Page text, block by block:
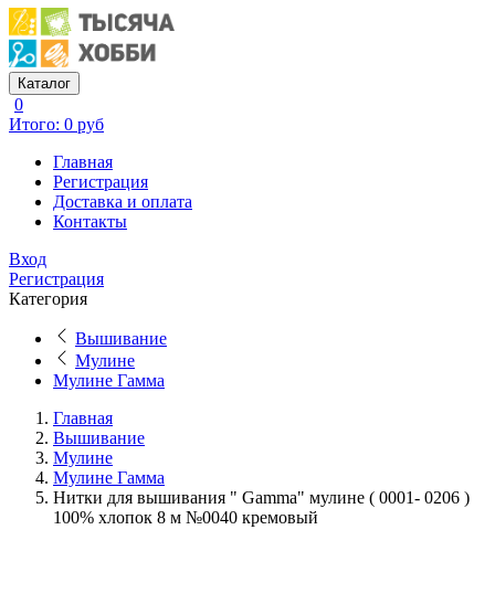
Каталог
0
Итого: 0 руб
Главная
Регистрация
Доставка и оплата
Контакты
Вход
Регистрация
Категория
Вышивание
Мулине
Мулине Гамма
Главная
Вышивание
Мулине
Мулине Гамма
Нитки для вышивания " Gamma" мулине ( 0001- 0206 )
100% хлопок 8 м №0040 кремовый